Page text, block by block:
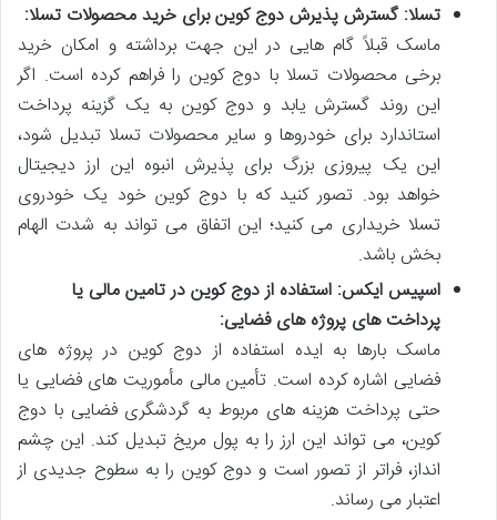
تسلا: گسترش پذیرش دوج کوین برای خرید محصولات تسلا:
ماسک قبلاً گام هایی در این جهت برداشته و امکان خرید
برخی محصولات تسلا با دوج کوین را فراهم کرده است. اگر
این روند گسترش یابد و دوج کوین به یک گزینه پرداخت
استاندارد برای خودروها و سایر محصولات تسلا تبدیل شود،
این یک پیروزی بزرگ برای پذیرش انبوه این ارز دیجیتال
خواهد بود. تصور کنید که با دوج کوین خود یک خودروی
تسلا خریداری می کنید؛ این اتفاق می تواند به شدت الهام
بخش باشد.
اسپیس ایکس: استفاده از دوج کوین در تامین مالی یا
پرداخت های پروژه های فضایی:
ماسک بارها به ایده استفاده از دوج کوین در پروژه های
فضایی اشاره کرده است. تأمین مالی مأموریت های فضایی یا
حتی پرداخت هزینه های مربوط به گردشگری فضایی با دوج
کوین، می تواند این ارز را به پول مریخ تبدیل کند. این چشم
انداز، فراتر از تصور است و دوج کوین را به سطوح جدیدی از
اعتبار می رساند.